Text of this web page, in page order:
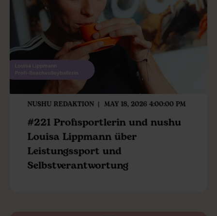
NUSHU REDAKTION MAY 18, 2026 4:00:00 PM
#221 Profisportlerin und nushu
Louisa Lippmann über
Leistungssport und
Selbstverantwortung